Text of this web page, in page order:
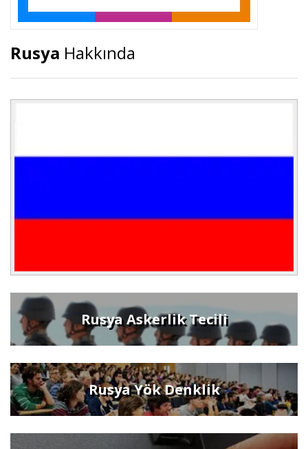
Rusya Hakkında
Rusya Askerlik Tecili
Rusya Yök Denklik